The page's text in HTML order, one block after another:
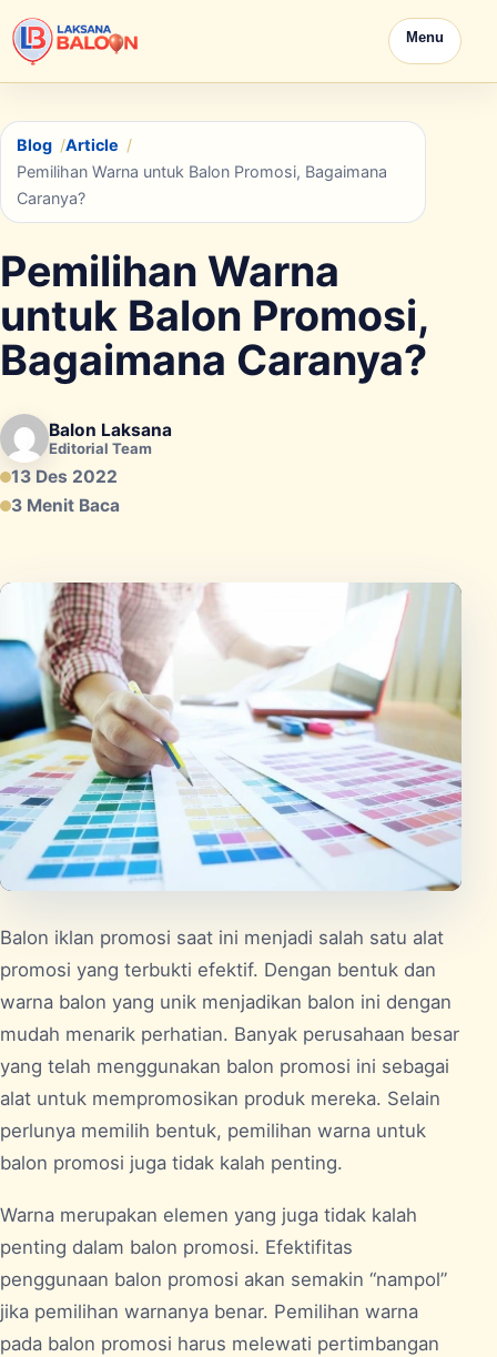
Menu
Blog
Article
Pemilihan Warna untuk Balon Promosi, Bagaimana
Caranya?
Pemilihan Warna
untuk Balon Promosi,
Bagaimana Caranya?
Balon Laksana
Editorial Team
13 Des 2022
3 Menit Baca
Balon iklan promosi saat ini menjadi salah satu alat
promosi yang terbukti efektif. Dengan bentuk dan
warna balon yang unik menjadikan balon ini dengan
mudah menarik perhatian. Banyak perusahaan besar
yang telah menggunakan balon promosi ini sebagai
alat untuk mempromosikan produk mereka. Selain
perlunya memilih bentuk, pemilihan warna untuk
balon promosi juga tidak kalah penting.
Warna merupakan elemen yang juga tidak kalah
penting dalam balon promosi. Efektifitas
penggunaan balon promosi akan semakin “nampol”
jika pemilihan warnanya benar. Pemilihan warna
pada balon promosi harus melewati pertimbangan